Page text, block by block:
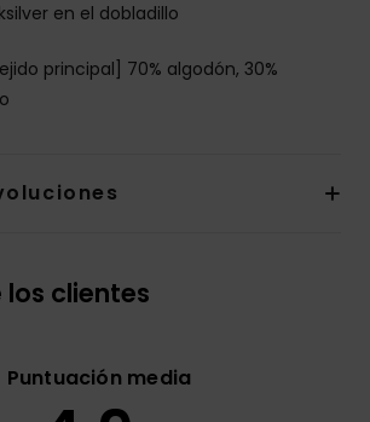
en el dobladillo
principal] 70% algodón, 30%
los clientes
Puntuación media